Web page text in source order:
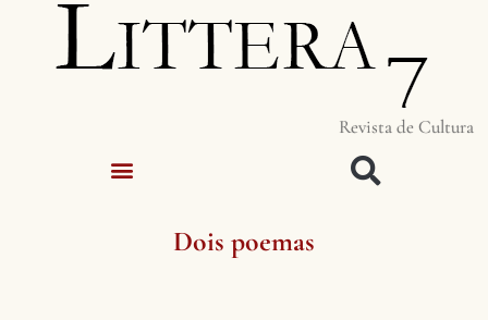
Revista de Cultura
Dois poemas